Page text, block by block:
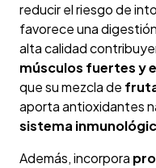
reducir el riesgo de
favorece una
alta calidad
músculos fuertes y
que su mezcla de
aporta antioxidantes
sistema
Además, incorpora